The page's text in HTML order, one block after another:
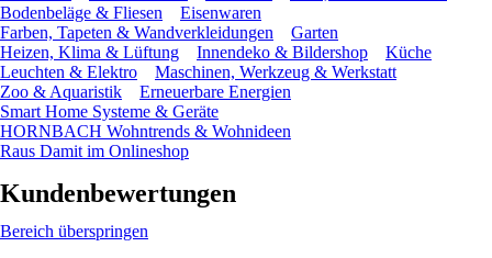
Bodenbeläge & Fliesen
Eisenwaren
Farben, Tapeten & Wandverkleidungen
Garten
Heizen, Klima & Lüftung
Innendeko & Bildershop
Küche
Leuchten & Elektro
Maschinen, Werkzeug & Werkstatt
Zoo & Aquaristik
Erneuerbare Energien
Smart Home Systeme & Geräte
HORNBACH Wohntrends & Wohnideen
Raus Damit im Onlineshop
Kundenbewertungen
Bereich überspringen